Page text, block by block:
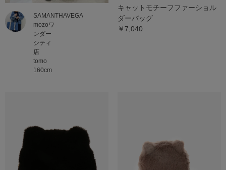
SAMANTHAVEGA
mozoワ
ンダー
シティ
店
tomo
160cm
キャットモチーフファーショル
ダーバッグ
￥7,040